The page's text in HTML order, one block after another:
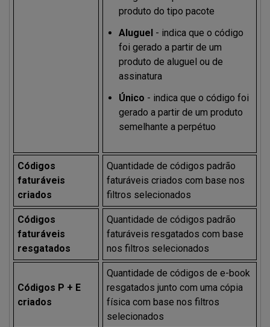
produto do tipo pacote
Aluguel - indica que o código
foi gerado a partir de um
produto de aluguel ou de
assinatura
Único - indica que o código foi
gerado a partir de um produto
semelhante a perpétuo
Códigos
faturáveis
criados
Quantidade de códigos padrão
faturáveis criados com base nos
filtros selecionados
Códigos
faturáveis
resgatados
Quantidade de códigos padrão
faturáveis resgatados com base
nos filtros selecionados
Códigos P + E
criados
Quantidade de códigos de e-book
resgatados junto com uma cópia
física com base nos filtros
selecionados